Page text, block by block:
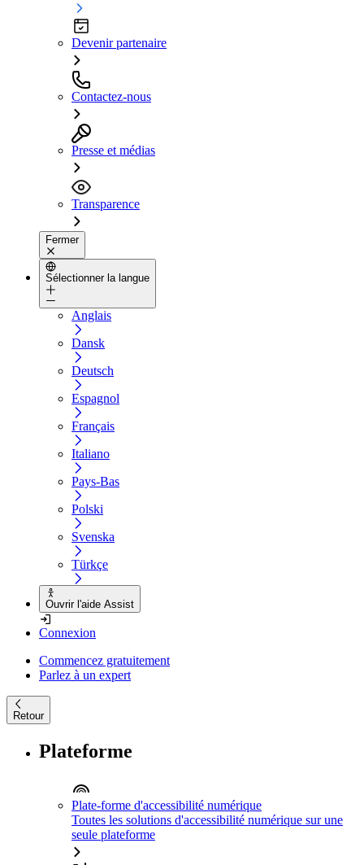
Devenir partenaire
Contactez-nous
Presse et médias
Transparence
Fermer
Sélectionner la langue
Anglais
Dansk
Deutsch
Espagnol
Français
Italiano
Pays-Bas
Polski
Svenska
Türkçe
Ouvrir l'aide Assist
Connexion
Commencez gratuitement
Parlez à un expert
Retour
Plateforme
Plate-forme d'accessibilité numérique
Toutes les solutions d'accessibilité numérique sur une
seule plateforme